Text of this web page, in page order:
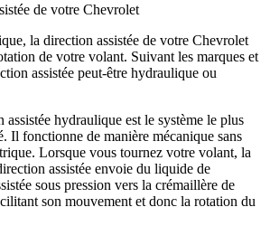
de votre Chevrolet
la direction assistée de votre Chevrolet
de votre volant. Suivant les marques et
assistée peut-être hydraulique ou
assistée hydraulique est le système le plus
Il fonctionne de manière mécanique sans
Lorsque vous tournez votre volant, la
assistée envoie du liquide de
sous pression vers la crémaillère de
son mouvement et donc la rotation du